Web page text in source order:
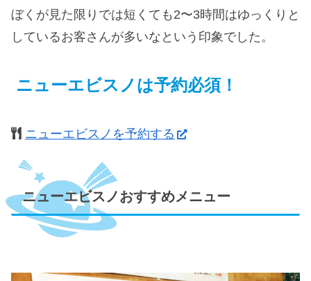
ぼくが見た限りでは短くても2〜3時間はゆっくりと
しているお客さんが多いなという印象でした。
ニューエビスノは予約必須！
ニューエビスノを予約する
ニューエビスノおすすめメニュー